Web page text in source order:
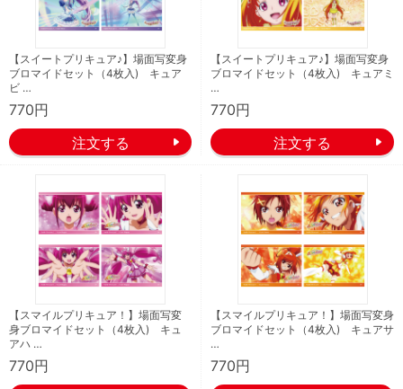
【スイートプリキュア♪】場面写変身
ブロマイドセット（4枚入) キュア
ビ …
770円
【スイートプリキュア♪】場面写変身
ブロマイドセット（4枚入) キュアミ
…
770円
【スマイルプリキュア！】場面写変
身ブロマイドセット（4枚入) キュ
アハ …
770円
【スマイルプリキュア！】場面写変身
ブロマイドセット（4枚入) キュアサ
…
770円